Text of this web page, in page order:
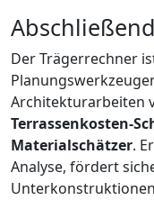
Der Trägerrechner
Architekturarbeiten
Terrassenkosten-
Materialschätzer.
Analyse, fördert